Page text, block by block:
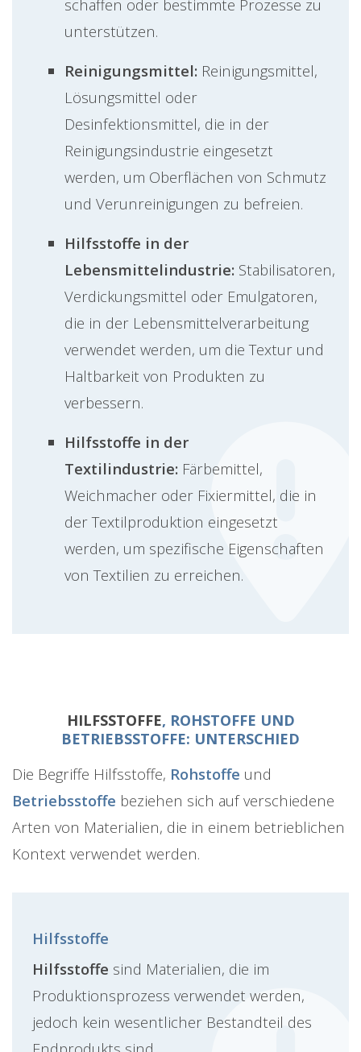
schaffen oder bestimmte Prozesse zu
unterstützen.
Reinigungsmittel: Reinigungsmittel,
Lösungsmittel oder
Desinfektionsmittel, die in der
Reinigungsindustrie eingesetzt
werden, um Oberflächen von Schmutz
und Verunreinigungen zu befreien.
Hilfsstoffe in der
Lebensmittelindustrie: Stabilisatoren,
Verdickungsmittel oder Emulgatoren,
die in der Lebensmittelverarbeitung
verwendet werden, um die Textur und
Haltbarkeit von Produkten zu
verbessern.
Hilfsstoffe in der
Textilindustrie: Färbemittel,
Weichmacher oder Fixiermittel, die in
der Textilproduktion eingesetzt
werden, um spezifische Eigenschaften
von Textilien zu erreichen.
HILFSSTOFFE, ROHSTOFFE UND
BETRIEBSSTOFFE: UNTERSCHIED
Die Begriffe Hilfsstoffe, Rohstoffe und
Betriebsstoffe beziehen sich auf verschiedene
Arten von Materialien, die in einem betrieblichen
Kontext verwendet werden.
Hilfsstoffe
Hilfsstoffe sind Materialien, die im
Produktionsprozess verwendet werden,
jedoch kein wesentlicher Bestandteil des